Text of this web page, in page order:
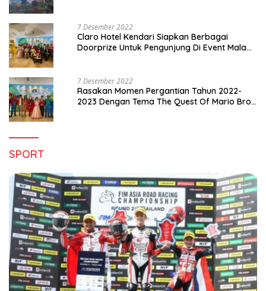
7 Desember 2022
Claro Hotel Kendari Siapkan Berbagai
Doorprize Untuk Pengunjung Di Event Malam
7 Desember 2022
Rasakan Momen Pergantian Tahun 2022-
2023 Dengan Tema The Quest Of Mario Bros
SPORT